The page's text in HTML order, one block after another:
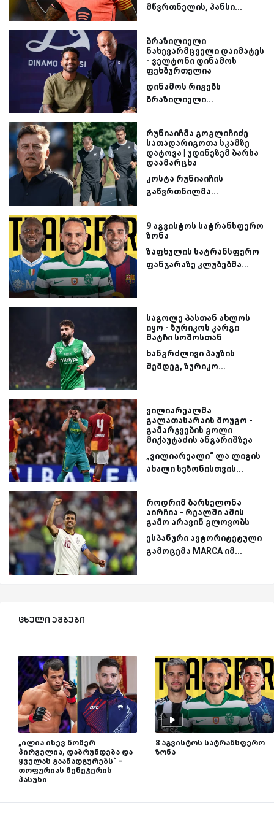
მწვრთნელის, ჰანსი...
ბრაზილიელი
ნახევარმცველი დაიმატეს
- ველტონი დინამოს
ფეხბურთელია
დინამოს რიგებს
ბრაზილიელი...
რუნიაიჩმა გოგლიჩიძე
სათადარიგოთა სკამზე
დატოვა | უდინეზემ ბარსა
დაამარცხა
კოსტა რუნიაიჩის
გაწვრთნილმა...
9 აგვისტოს სატრანსფერო
ზონა
ზაფხულის სატრანსფერო
ფანჯარაზე კლუბებმა...
საგოლე პასთან ახლოს
იყო - ზურიკოს კარგი
მატჩი სოშოსთან
ხანგრძლივი პაუზის
შემდეგ, ზურიკო...
ვილიარეალმა
გალათასარაის მოუგო -
გამარჯვების გოლი
მიქაუტაძის ანგარიშზეა
„ვილიარეალი“ ლა ლიგის
ახალი სეზონისთვის...
როდრიმ ბარსელონა
აირჩია - რეალში ამის
გამო არავინ გლოვობს
ესპანური ავტორიტეტული
გამოცემა MARCA იმ...
ცხელი ამბები
„ილია ისევ ნომერ
პირველია, დაბრუნდება და
ყველას გაანადგურებს“ -
თოფურიას მენეჯერის
პასუხი
8 აგვისტოს სატრანსფერო
ზონა